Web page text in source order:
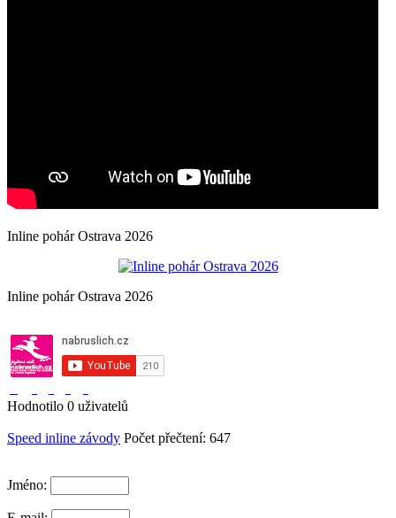
Inline pohár Ostrava 2026
Inline pohár Ostrava 2026
Hodnotilo 0 uživatelů
Speed inline závody Počet přečtení: 647
Jméno: